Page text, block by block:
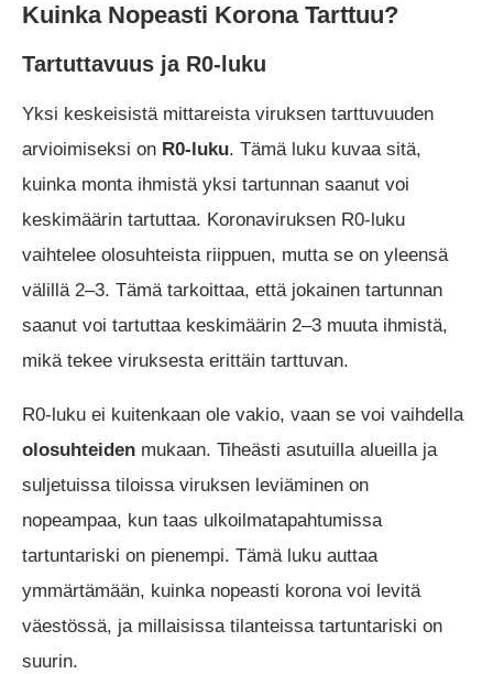
Kuinka Nopeasti Korona Tarttuu?
Tartuttavuus ja R0-luku
Yksi keskeisistä mittareista viruksen tarttuvuuden
arvioimiseksi on R0-luku. Tämä luku kuvaa sitä,
kuinka monta ihmistä yksi tartunnan saanut voi
keskimäärin tartuttaa. Koronaviruksen R0-luku
vaihtelee olosuhteista riippuen, mutta se on yleensä
välillä 2–3. Tämä tarkoittaa, että jokainen tartunnan
saanut voi tartuttaa keskimäärin 2–3 muuta ihmistä,
mikä tekee viruksesta erittäin tarttuvan.
R0-luku ei kuitenkaan ole vakio, vaan se voi vaihdella
olosuhteiden mukaan. Tiheästi asutuilla alueilla ja
suljetuissa tiloissa viruksen leviäminen on
nopeampaa, kun taas ulkoilmatapahtumissa
tartuntariski on pienempi. Tämä luku auttaa
ymmärtämään, kuinka nopeasti korona voi levitä
väestössä, ja millaisissa tilanteissa tartuntariski on
suurin.